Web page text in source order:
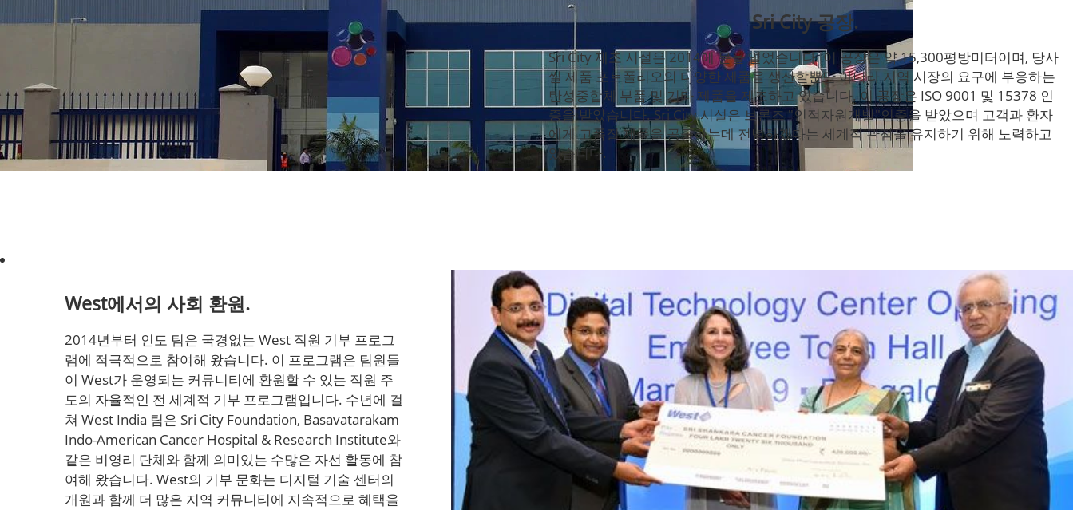
Sri City 공장.
Sri City 제조 시설은 2014에 문을 열었습니다. 이 공장은 약 15,300평방미터이며, 당사
씰 제품 포트폴리오의 다양한 제품을 생산할뿐만 아니라 지역 시장의 요구에 부응하는
탄성중합체 부품 및 기타 제품을 제조하고 있습니다. 이 공장은 ISO 9001 및 15378 인
증을 받았습니다. Sri City 시설은 브론즈 "인적자원개발"인증을 받았으며 고객과 환자
에게 고품질 제품을 공급하는데 전념하겠다는 세계적 관점을 유지하기 위해 노력하고
있습니다.
West에서의 사회 환원.
2014년부터 인도 팀은 국경없는 West 직원 기부 프로그
램에 적극적으로 참여해 왔습니다. 이 프로그램은 팀원들
이 West가 운영되는 커뮤니티에 환원할 수 있는 직원 주
도의 자율적인 전 세계적 기부 프로그램입니다. 수년에 걸
쳐 West India 팀은 Sri City Foundation, Basavatarakam
Indo-American Cancer Hospital & Research Institute와
같은 비영리 단체와 함께 의미있는 수많은 자선 활동에 참
여해 왔습니다. West의 기부 문화는 디지털 기술 센터의
개원과 함께 더 많은 지역 커뮤니티에 지속적으로 혜택을